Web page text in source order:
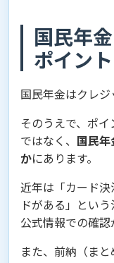
国民年
ポイン
国民年金はクレジ
そのうえで、ポ
ではなく、 国民
かにあります。
近年は「カード
ドがある」とい
公式情報での確認
また、前納（ま